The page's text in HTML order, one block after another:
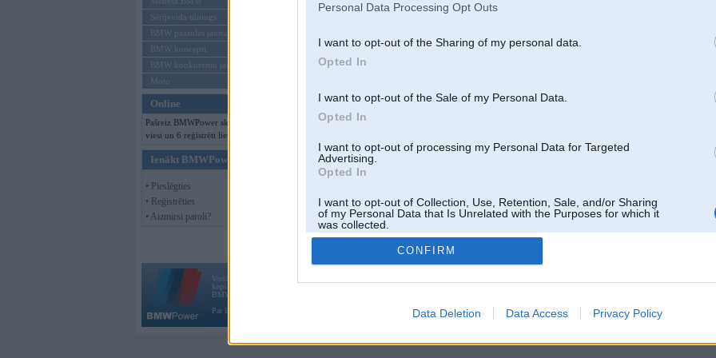
Personal Data Processing Opt Outs
I want to opt-out of the Sharing of my personal data.
Opted In
I want to opt-out of the Sale of my Personal Data.
Opted In
I want to opt-out of processing my Personal Data for Targeted
Advertising.
Opted In
I want to opt-out of Collection, Use, Retention, Sale, and/or Sharing
of my Personal Data that Is Unrelated with the Purposes for which it
was collected.
Opted Out
CONFIRM
Data Deletion Data Access Privacy Policy
Sērijveida tūnings
BMW pasaules jaunumi
BMW koncepti
BMW konkurentu jaunumi
Moto
Online
Pašreiz BMWPower skatās 172
viesi un 6 reģistrēti lietotāji.
Ienākt BMWPower
• Pieslēgties
• Reģistrēties
• Aizmirsi paroli?
Vortāls BMWPower.lv darbojas
kopš 2002. gada 14. maija. Tas nav auto klubs un nav saistīts ar
BMW AG.
Par BMWPower